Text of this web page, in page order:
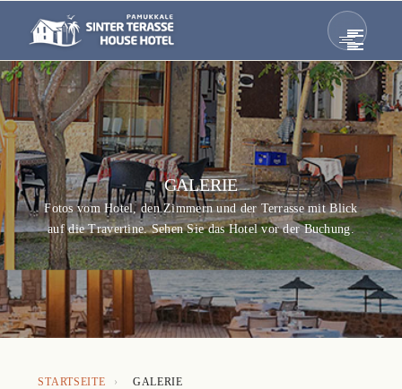
GALERIE
Fotos vom Hotel, den Zimmern und der Terrasse mit Blick
auf die Travertine. Sehen Sie das Hotel vor der Buchung.
STARTSEITE › GALERIE